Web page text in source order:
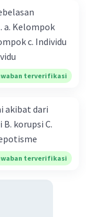
waktu
lebih
jarak danterverifikasi
akibat dari
B. korupsi C.
terverifikasi